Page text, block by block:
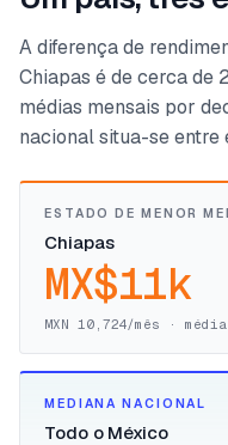
A diferença de
Chiapas é de cerca de
médias mensais por
nacional situa-se entre
ESTADO DE MENOR
Chiapas
MX$11k
MXN 10,724/mês ·
MEDIANA NACIONAL
Todo o México